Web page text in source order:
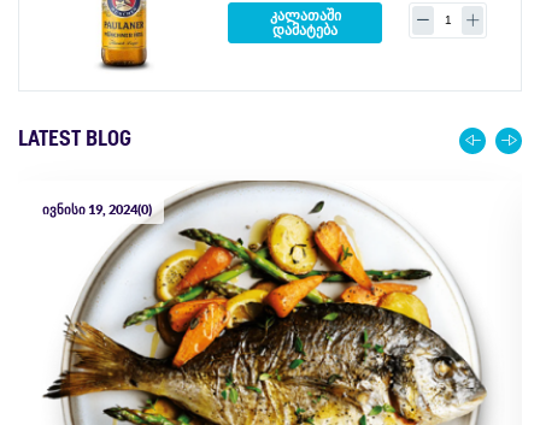
კალათაში
დამატება
LATEST BLOG
ივნისი 19, 2024(0)